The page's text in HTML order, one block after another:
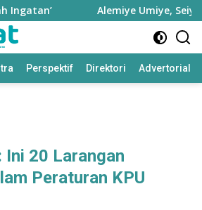
Alemiye Umiye,
Perspektif Direktori Advertorial
Ini 20 Larangan
Peraturan KPU